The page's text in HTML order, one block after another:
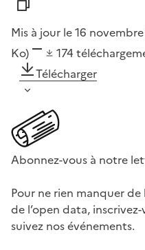
Mis à jour le 16
Ko)
174
Télécharger
Abonnez-vous à notre
Pour ne rien manquer
de l’open data,
suivez nos événements.